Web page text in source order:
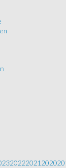
20222021 2020